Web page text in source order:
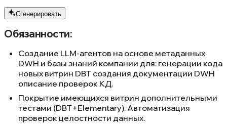
Сгенерировать
Обязанности:
Создание LLM-агентов на основе метаданных
DWH и базы знаний компании для: генерации кода
новых витрин DBT создания документации DWH
описание проверок КД.
Покрытие имеющихся витрин дополнительными
тестами (DBT+Elementary). Автоматизация
проверок целостности данных.